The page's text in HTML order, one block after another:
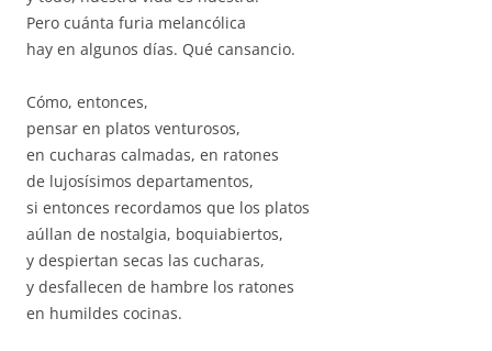
Pero cuánta furia melancólica
hay en algunos días. Qué cansancio.
Cómo, entonces,
pensar en platos venturosos,
en cucharas calmadas, en ratones
de lujosísimos departamentos,
si entonces recordamos que los platos
aúllan de nostalgia, boquiabiertos,
y despiertan secas las cucharas,
y desfallecen de hambre los ratones
en humildes cocinas.